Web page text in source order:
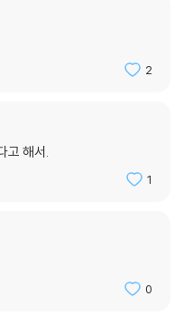
2
고 해서.
1
0